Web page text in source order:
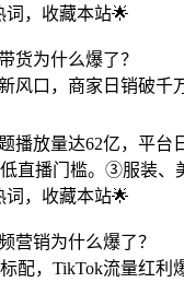
词，收藏本站🌟
货为什么爆了？
风口，商家日销破千
播放量达62亿，平台
直播门槛。③服装、
词，收藏本站🌟
营销为什么爆了？
配，TikTok流量红利